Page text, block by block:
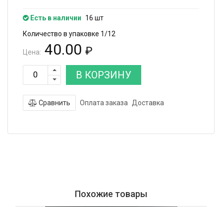
Есть в наличии
16 шт
Количество в упаковке 1/12
Цена: 40.00 ₽
В КОРЗИНУ
Сравнить Оплата заказа Доставка
Похожие товары